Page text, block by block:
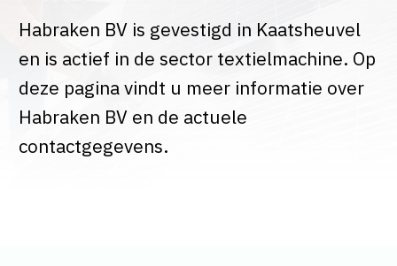
Habraken BV is gevestigd in Kaatsheuvel
en is actief in de sector textielmachine. Op
deze pagina vindt u meer informatie over
Habraken BV en de actuele
contactgegevens.